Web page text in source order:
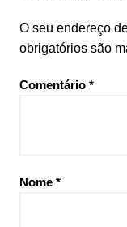
O seu endereço
obrigatórios são
Comentário *
Nome *